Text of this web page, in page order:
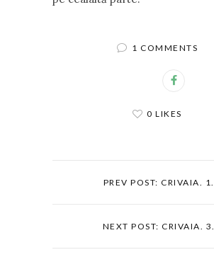
1 COMMENTS
0 LIKES
PREV POST: CRIVAIA. 1.
NEXT POST: CRIVAIA. 3.